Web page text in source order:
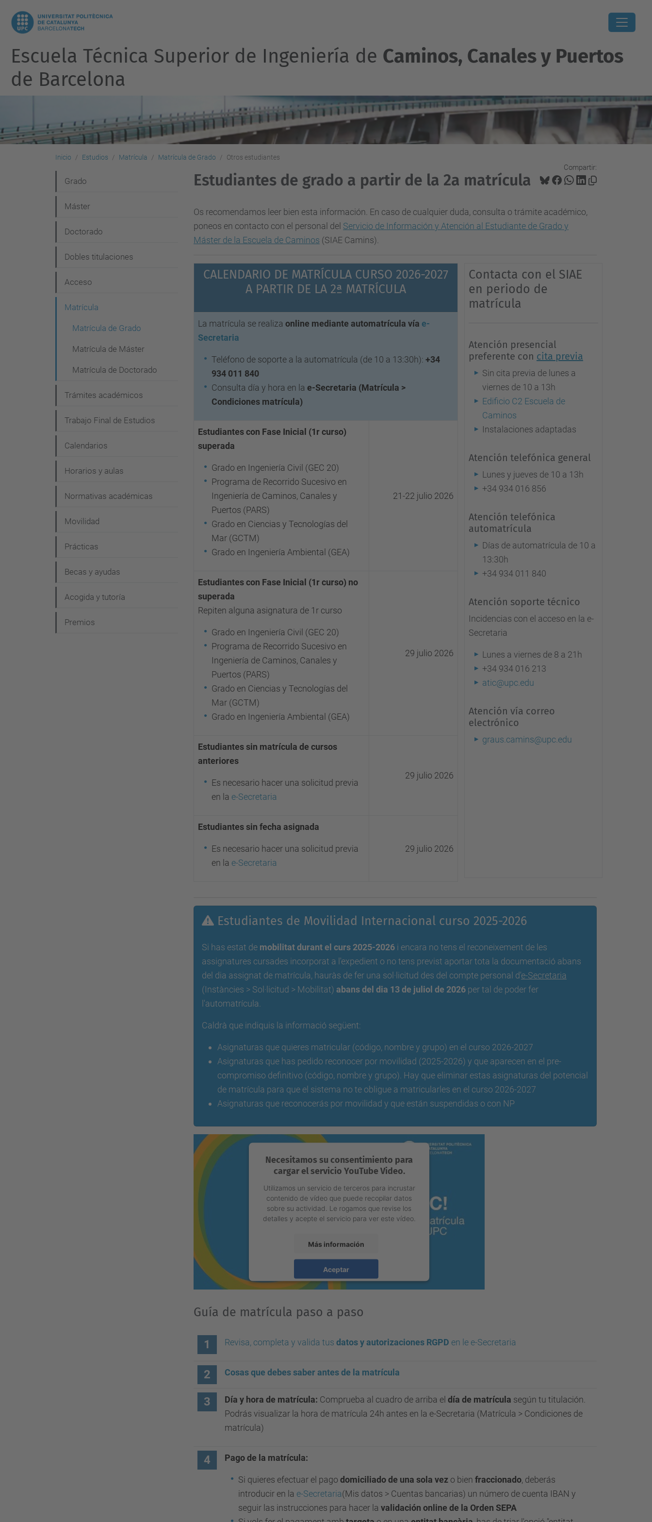
Escuela Técnica Superior de Ingeniería de Caminos, Canales y Puertos
de Barcelona
Inicio Estudios Matrícula Matrícula de Grado Otros estudiantes
Compartir:
Estudiantes de grado a partir de la 2a matrícula
Os recomendamos leer bien esta información. En caso de cualquier duda, consulta o trámite académico,
poneos en contacto con el personal del Servicio de Información y Atención al Estudiante de Grado y
Máster de la Escuela de Caminos (SIAE Camins).
CALENDARIO DE MATRÍCULA CURSO 2026-2027
A PARTIR DE LA 2ª MATRÍCULA
La matrícula se realiza online mediante automatrícula vía e-
Secretaria
Teléfono de soporte a la automatrícula (de 10 a 13:30h): +34
934 011 840
Consulta día y hora en la e-Secretaria (Matrícula >
Condiciones matrícula)
Estudiantes con Fase Inicial (1r curso)
superada
Grado en Ingeniería Civil (GEC 20)
Programa de Recorrido Sucesivo en
Ingeniería de Caminos, Canales y
Puertos (PARS)
Grado en Ciencias y Tecnologías del
Mar (GCTM)
Grado en Ingeniería Ambiental (GEA)
21-22 julio 2026
Estudiantes con Fase Inicial (1r curso) no
superada
Repiten alguna asignatura de 1r curso
Grado en Ingeniería Civil (GEC 20)
Programa de Recorrido Sucesivo en
Ingeniería de Caminos, Canales y
Puertos (PARS)
Grado en Ciencias y Tecnologías del
Mar (GCTM)
Grado en Ingeniería Ambiental (GEA)
29 julio 2026
Estudiantes sin matrícula de cursos
anteriores
Es necesario hacer una solicitud previa
en la e-Secretaria
29 julio 2026
Estudiantes sin fecha asignada
Es necesario hacer una solicitud previa
en la e-Secretaria
29 julio 2026
Contacta con el SIAE
en periodo de
matrícula
Atención presencial
preferente con cita previa
Sin cita previa de lunes a
viernes de 10 a 13h
Edificio C2 Escuela de
Caminos
Instalaciones adaptadas
Atención telefónica general
Lunes y jueves de 10 a 13h
+34 934 016 856
Atención telefónica
automatrícula
Días de automatrícula de 10 a
13:30h
+34 934 011 840
Atención soporte técnico
Incidencias con el acceso en la e-
Secretaria
Lunes a viernes de 8 a 21h
+34 934 016 213
atic@upc.edu
Atención vía correo
electrónico
graus.camins@upc.edu
Estudiantes de Movilidad Internacional curso 2025-2026
Si has estat de mobilitat durant el curs 2025-2026 i encara no tens el reconeixement de les
assignatures cursades incorporat a l'expedient o no tens previst aportar tota la documentació abans
del dia assignat de matrícula, hauràs de fer una sol·licitud des del compte personal d'e-Secretaria
(Instàncies > Sol·licitud > Mobilitat) abans del dia 13 de juliol de 2026 per tal de poder fer
l'automatrícula.
Caldrà que indiquis la informació següent:
Asignaturas que quieres matricular (código, nombre y grupo) en el curso 2026-2027
Asignaturas que has pedido reconocer por movilidad (2025-2026) y que aparecen en el pre-
compromiso definitivo (código, nombre y grupo). Hay que eliminar estas asignaturas del potencial
de matrícula para que el sistema no te obligue a matricularles en el curso 2026-2027
Asignaturas que reconocerás por movilidad y que están suspendidas o con NP
Necesitamos su consentimiento para
cargar el servicio YouTube Video.
Utilizamos un servicio de terceros para incrustar
contenido de vídeo que puede recopilar datos
sobre su actividad. Le rogamos que revise los
detalles y acepte el servicio para ver este vídeo.
Más información
Aceptar
powered byUsercentrics Consent Management
Guía de matrícula paso a paso
1 Revisa, completa y valida tus datos y autorizaciones RGPD en le e-Secretaria
2 Cosas que debes saber antes de la matrícula
3 Día y hora de matrícula: Comprueba al cuadro de arriba el día de matrícula según tu titulación.
Podrás visualizar la hora de matrícula 24h antes en la e-Secretaria (Matrícula > Condiciones de
matrícula)
4 Pago de la matrícula:
Si quieres efectuar el pago domiciliado de una sola vez o bien fraccionado, deberás
introducir en la e-Secretaria(Mis datos > Cuentas bancarias) un número de cuenta IBAN y
seguir las instrucciones para hacer la validación online de la Orden SEPA
a
v
g
a
i
Grado
Máster
Doctorado
Dobles titulaciones
Acceso
Matrícula
Matrícula de Grado
Matrícula de Máster
Matrícula de Doctorado
Trámites académicos
Trabajo Final de Estudios
Calendarios
Horarios y aulas
Normativas académicas
Movilidad
Prácticas
Becas y ayudas
Acogida y tutoría
Premios